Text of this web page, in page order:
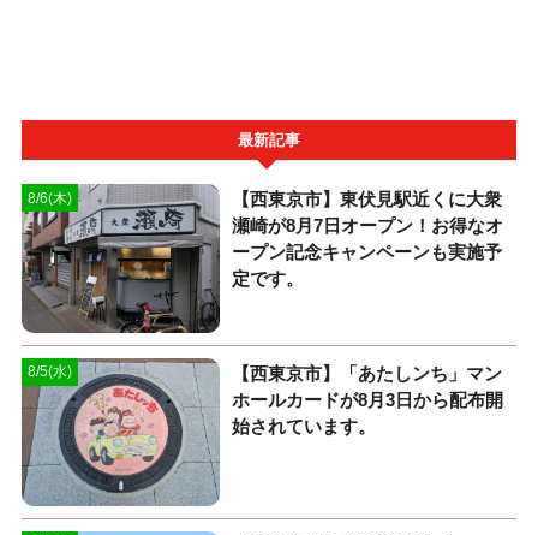
最新記事
8/6(木)
【西東京市】東伏見駅近くに大衆
瀬崎が8月7日オープン！お得なオ
ープン記念キャンペーンも実施予
定です。
8/5(水)
【西東京市】「あたしンち」マン
ホールカードが8月3日から配布開
始されています。